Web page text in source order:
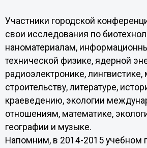
Участники городской
свои исследования по
наноматериалам,
технической физике, ядерной
радиоэлектронике,
строительству, литературе,
краеведению, экологии
отношениям, математике,
географии и музыке.
Напомним, в 2014-2015 учебном